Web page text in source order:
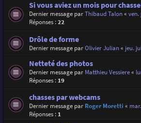
Si vous aviez un mois pour
Dernier message parThibaud Talon« ven.
Réponses :22
Drôle de forme
Dernier message parOlivier Julian« jeu.
Netteté des photos
Dernier message par Matthieu Vessiere«
Réponses : 19
chasses par webcams
Dernier message par Roger Moretti «
Réponses : 1